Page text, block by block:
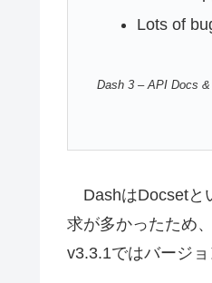
Lots of
Dash 3 – API Docs
DashはDocsetと
求が多かったため
v3.3.1ではバージ